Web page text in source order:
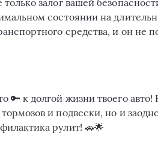
состоянии на
средства, и он не
🔑 к долгой жизни твоего
и подвески, но и
рулит! 🚗🌟